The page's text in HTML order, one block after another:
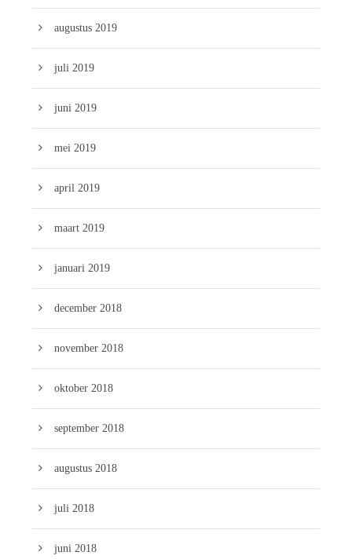
augustus 2019
juli 2019
juni 2019
mei 2019
april 2019
maart 2019
januari 2019
december 2018
november 2018
oktober 2018
september 2018
augustus 2018
juli 2018
juni 2018